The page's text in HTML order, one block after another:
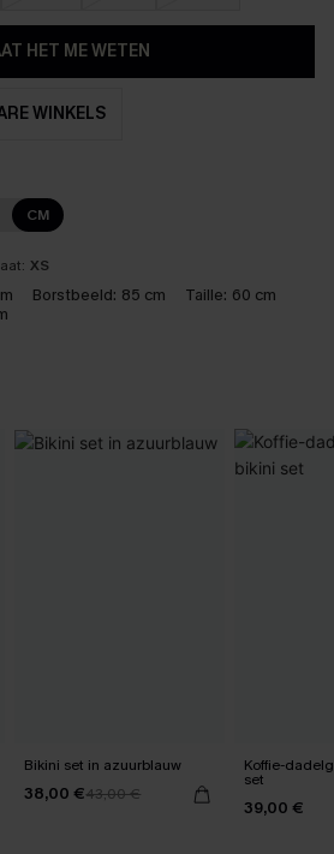
HET ME WETEN
WINKELS
CM
XS
Borstbeeld: 85 cm Taille: 60 cm
Bikini set in azuurblauw
38,00 €43,00 €
Koffie-
set
39,00 €